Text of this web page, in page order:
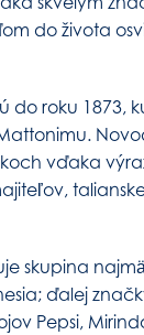
do života
do roku 1873,
vďaka
skupina
ďalej
Pepsi,